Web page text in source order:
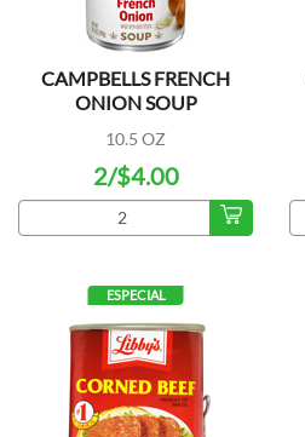
CAMPBELLS FRENCH
ONION SOUP
10.5 OZ
2/$4.00
ESPECIAL